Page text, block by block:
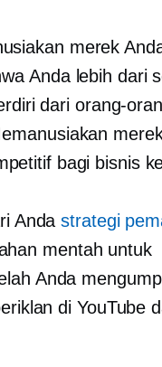
merek
Anda lebih dari
dari orang-
bagi bisnis
Andastrategi
mentah untuk
Anda
di YouTube